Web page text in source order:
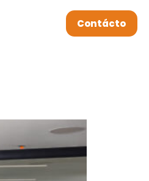
Contácto